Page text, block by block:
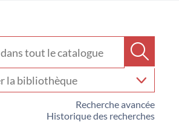
Recherche avancée
Historique des recherches